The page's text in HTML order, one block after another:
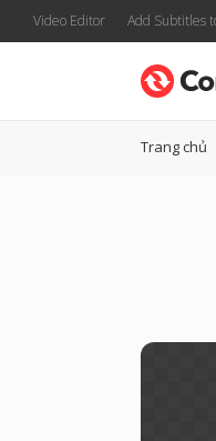
Video Editor Add Subtitles
Trang chủ